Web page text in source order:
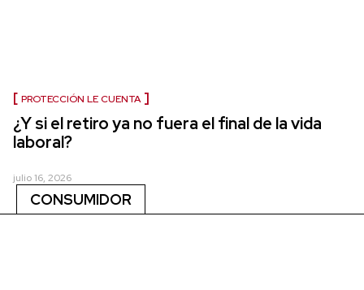
PROTECCIÓN LE CUENTA
¿Y si el retiro ya no fuera el final de la vida
laboral?
julio 16, 2026
CONSUMIDOR